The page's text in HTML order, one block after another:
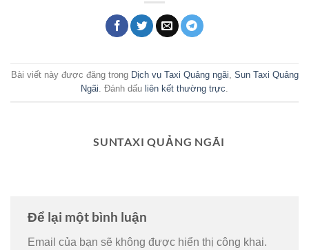
Bài viết này được đăng trong Dịch vụ Taxi Quảng ngãi, Sun Taxi Quảng
Ngãi. Đánh dấu liên kết thường trực.
SUNTAXI QUẢNG NGÃI
Để lại một bình luận
Email của bạn sẽ không được hiển thị công khai.